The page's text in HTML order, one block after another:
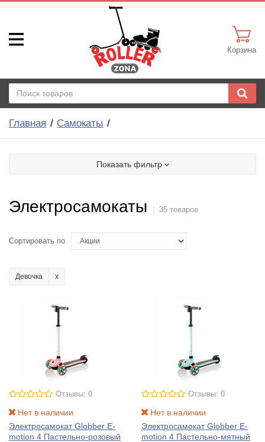
Корзина
Главная Самокаты
Показать фильтр
Электросамокаты 35 товаров
Сортировать по
Девочка
Отзывы: 0
Нет в наличии
Электросамокат Globber E-
motion 4 Пастельно-розовый
Отзывы: 0
Нет в наличии
Электросамокат Globber E-
motion 4 Пастельно-мятный